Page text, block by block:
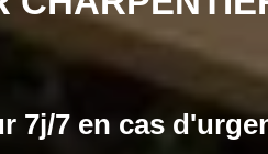
7j/7 en cas